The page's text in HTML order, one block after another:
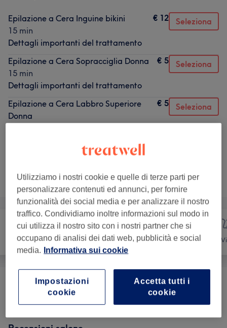
Epilazione a Cera Inguine bikini
15 min
Dettagli importanti del trattamento
€ 12 Seleziona
Epilazione a Cera Sopracciglia Donna
15 min
Dettagli importanti del trattamento
€ 5 Seleziona
Epilazione a Cera Labbro Superiore
Donna
€ 5 Seleziona
Sfoglia la lista dei servizi
Unghie Depilazione
Epilazione ( 35)
Utilizziamo i nostri cookie e quelle di terze parti per
personalizzare contenuti ed annunci, per fornire
funzionalità dei social media e per analizzare il nostro
traffico. Condividiamo inoltre informazioni sul modo in
cui utilizza il nostro sito con i nostri partner che si
occupano di analisi dei dati web, pubblicità e social
media. Informativa sui cookie
Accetta tutti i
cookie
Impostazioni
cookie